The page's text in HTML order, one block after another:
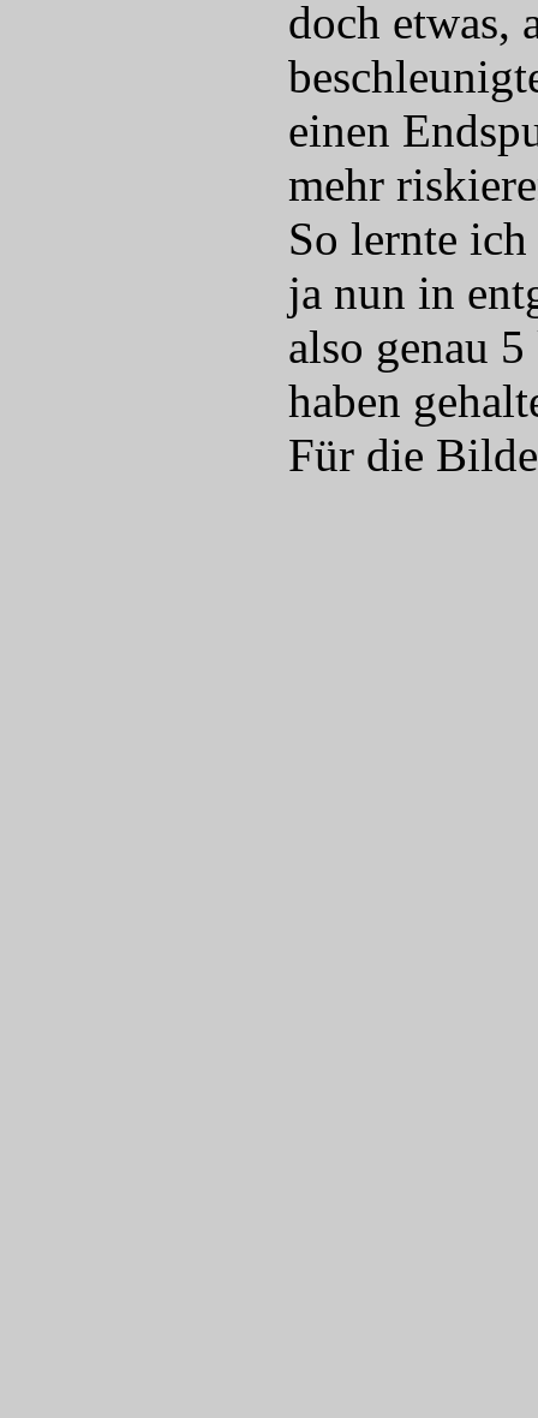
doch etwas,
einen
mehr
So lernte
ja nun in
also genau
haben
Für die